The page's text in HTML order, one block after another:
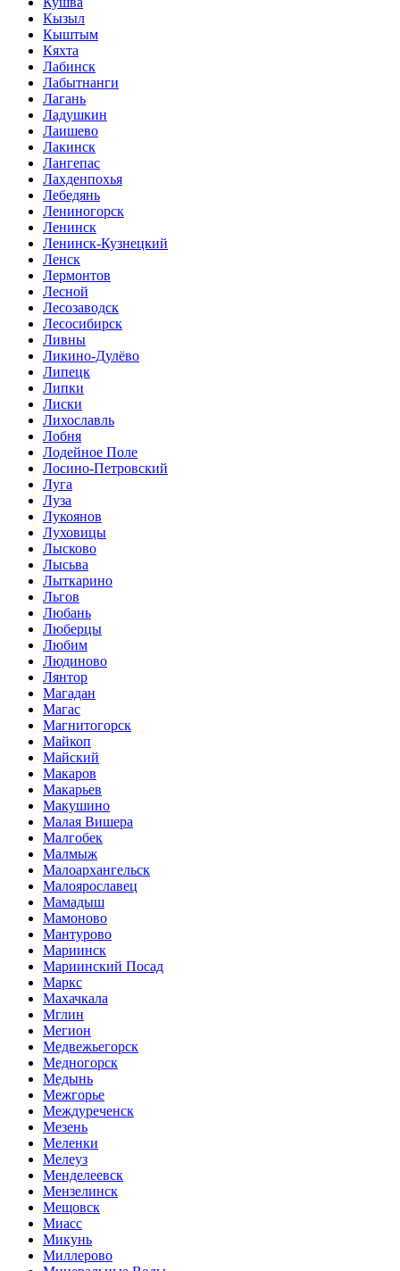
Кызыл
Кыштым
Кяхта
Лабинск
Лабытнанги
Лагань
Ладушкин
Лаишево
Лакинск
Лангепас
Лахденпохья
Лебедянь
Лениногорск
Ленинск
Ленинск-Кузнецкий
Ленск
Лермонтов
Лесной
Лесозаводск
Лесосибирск
Ливны
Ликино-Дулёво
Липецк
Липки
Лиски
Лихославль
Лобня
Лодейное Поле
Лосино-Петровский
Луга
Луза
Лукоянов
Луховицы
Лысково
Лысьва
Лыткарино
Льгов
Любань
Люберцы
Любим
Людиново
Лянтор
Магадан
Магас
Магнитогорск
Майкоп
Майский
Макаров
Макарьев
Макушино
Малая Вишера
Малгобек
Малмыж
Малоархангельск
Малоярославец
Мамадыш
Мамоново
Мантурово
Мариинск
Мариинский Посад
Маркс
Махачкала
Мглин
Мегион
Медвежьегорск
Медногорск
Медынь
Межгорье
Междуреченск
Мезень
Меленки
Мелеуз
Менделеевск
Мензелинск
Мещовск
Миасс
Микунь
Миллерово